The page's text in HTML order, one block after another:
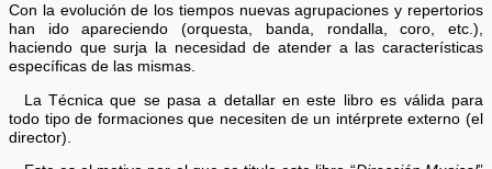
Con la evolución de los tiempos nuevas agrupaciones y repertorios
han ido apareciendo (orquesta, banda, rondalla, coro, etc.),
haciendo que surja la necesidad de atender a las características
específicas de las mismas.
La Técnica que se pasa a detallar en este libro es válida para
todo tipo de formaciones que necesiten de un intérprete externo (el
director).